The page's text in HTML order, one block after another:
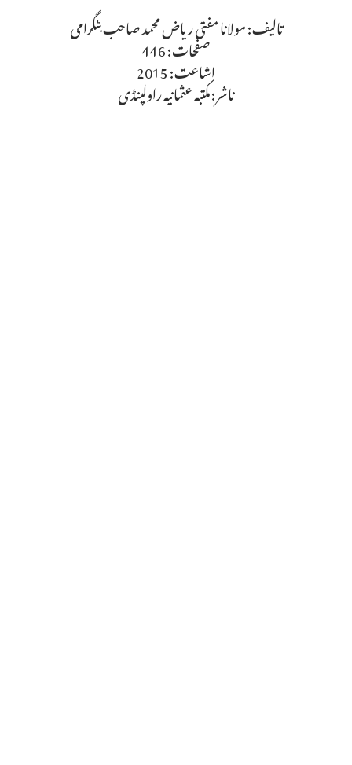
تالیف: مولانا مفتی ریاض محمد صاحب بٹگرامی
صفحات: 446
اشاعت: 2015
ناشر: مکتبہ عثمانیہ راولپنڈی